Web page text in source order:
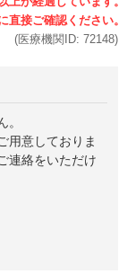
(医療機関ID: 72148)
用意しておりま
連絡をいただけ